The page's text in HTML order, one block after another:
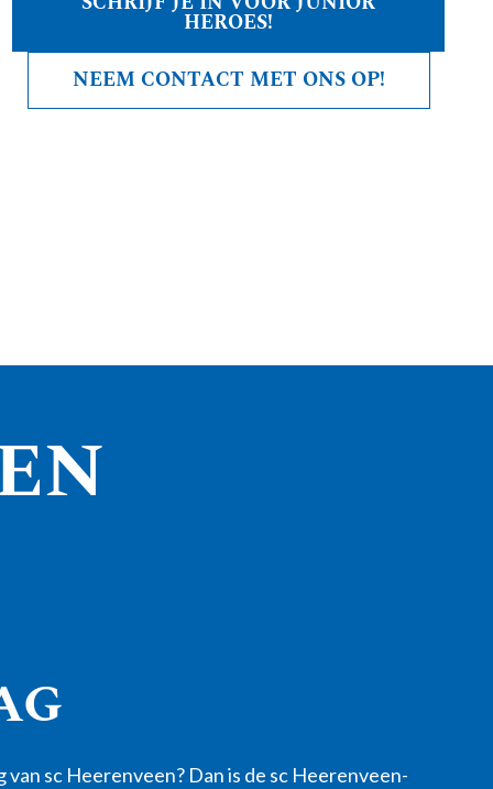
HEROES!
NEEM CONTACT MET ONS OP!
sc Heerenveen? Dan is de sc Heerenveen-